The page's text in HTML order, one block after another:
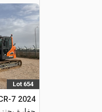
Lot 654
7